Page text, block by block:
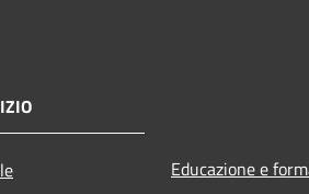
Educazione e